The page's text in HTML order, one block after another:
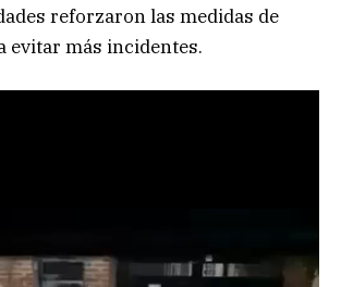
reforzaron las medidas de
evitar más incidentes.